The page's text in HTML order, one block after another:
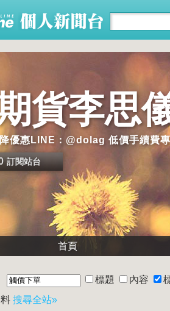
貨李思
優惠LINE：@dolag 低價手續費
訂閱站台
首頁
標題 內容
搜尋全站»